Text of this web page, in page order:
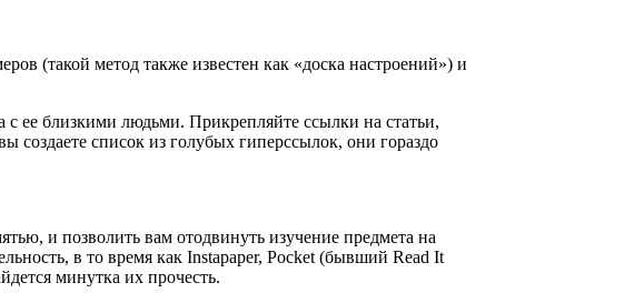
(такой метод также известен как «доска настроений») и
с ее близкими людьми. Прикрепляйте ссылки на статьи,
список из голубых гиперссылок, они гораздо
и позволить вам отодвинуть изучение предмета на
в то время как Instapaper, Pocket (бывший Read It
минутка их прочесть.